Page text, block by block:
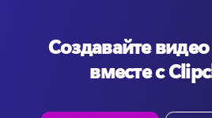
Создавайте
вместе с